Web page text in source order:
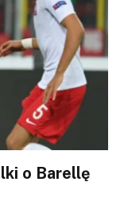
o Barellę